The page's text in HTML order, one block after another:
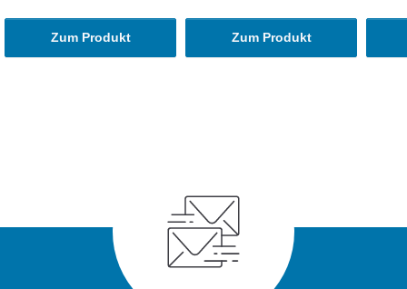
Zum Produkt Zum Produkt